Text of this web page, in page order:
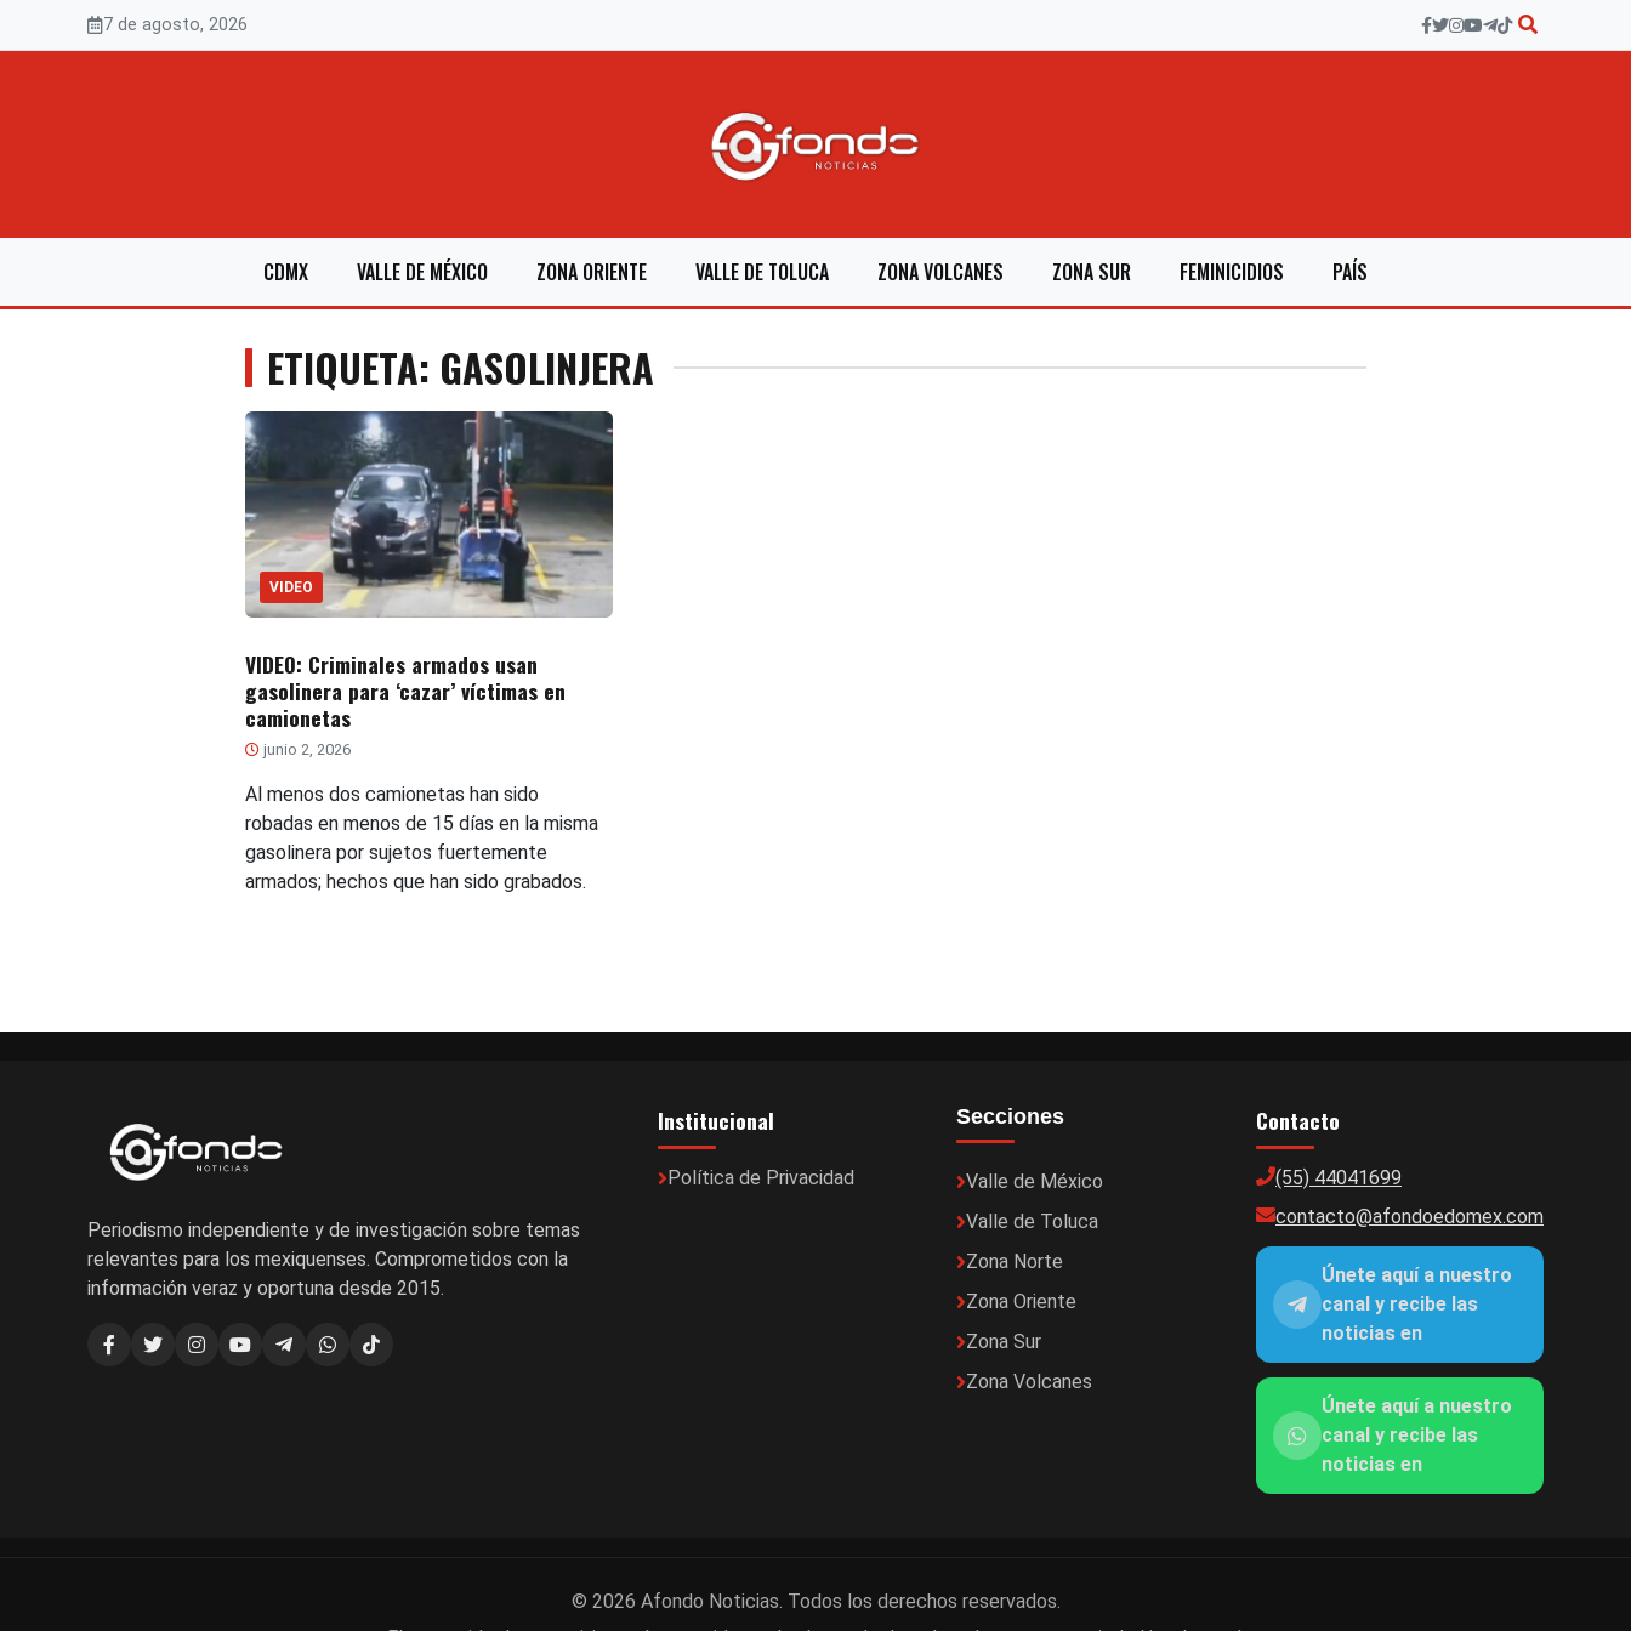
7 de agosto, 2026
CDMX VALLE DE MÉXICO ZONA ORIENTE VALLE DE TOLUCA ZONA VOLCANES ZONA SUR FEMINICIDIOS PAÍS
ETIQUETA: GASOLINJERA
VIDEO
VIDEO: Criminales armados usan
gasolinera para ‘cazar’ víctimas en
camionetas
junio 2, 2026
Al menos dos camionetas han sido
robadas en menos de 15 días en la misma
gasolinera por sujetos fuertemente
armados; hechos que han sido grabados.
Periodismo independiente y de investigación sobre temas
relevantes para los mexiquenses. Comprometidos con la
información veraz y oportuna desde 2015.
Institucional
Política de Privacidad
Secciones
Valle de México
Valle de Toluca
Zona Norte
Zona Oriente
Zona Sur
Zona Volcanes
Contacto
(55) 44041699
contacto@afondoedomex.com
Únete aquí a nuestro
canal y recibe las
noticias en
Únete aquí a nuestro
canal y recibe las
noticias en
© 2026 Afondo Noticias. Todos los derechos reservados.